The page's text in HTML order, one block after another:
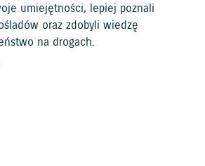
umiejętności, lepiej poznali
oraz zdobyli wiedzę
na drogach.